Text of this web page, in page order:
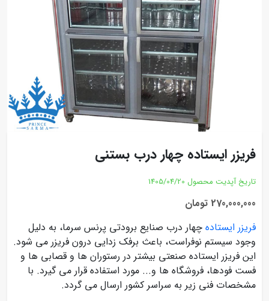
فریزر ایستاده چهار درب بستنی
تاریخ آپدیت محصول 1405/04/20
270,000,000 تومان
فریزر ایستاده چهار درب صنایع برودتی پرنس سرما، به دلیل
وجود سیستم نوفراست، باعث برفک زدایی درون فریزر می شود.
این فریزر ایستاده صنعتی بیشتر در رستوران ها و قصابی ها و
فست فودها، فروشگاه ها و... مورد استفاده قرار می گیرد. با
مشخصات فنی زیر به سراسر کشور ارسال می گردد.